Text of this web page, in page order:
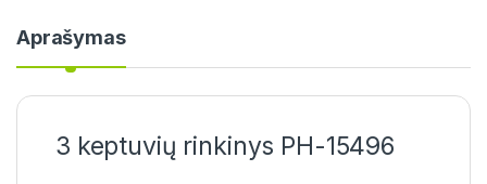
Aprašymas
3 keptuvių rinkinys PH-15496